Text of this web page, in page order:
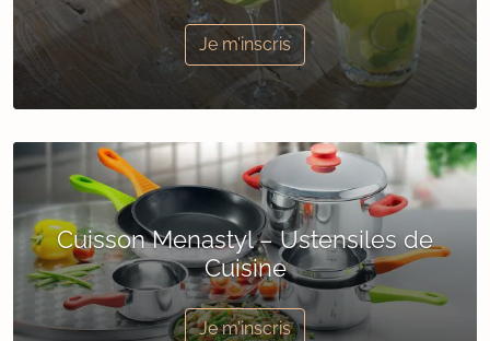
Je m’inscris
Cuisson Menastyl – Ustensiles de
Cuisine
Je m’inscris